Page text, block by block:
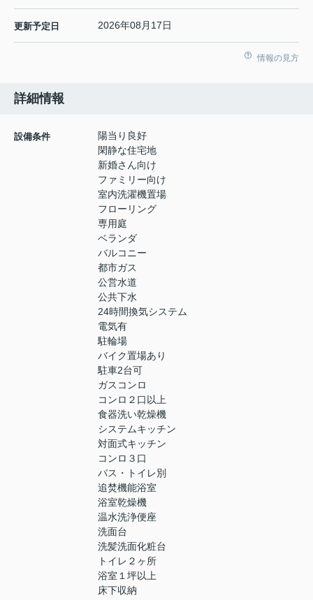
更新予定日 2026年08月17日
情報の見方
詳細情報
設備条件
陽当り良好
閑静な住宅地
新婚さん向け
ファミリー向け
室内洗濯機置場
フローリング
専用庭
ベランダ
バルコニー
都市ガス
公営水道
公共下水
24時間換気システム
電気有
駐輪場
バイク置場あり
駐車2台可
ガスコンロ
コンロ２口以上
食器洗い乾燥機
システムキッチン
対面式キッチン
コンロ３口
バス・トイレ別
追焚機能浴室
浴室乾燥機
温水洗浄便座
洗面台
洗髪洗面化粧台
トイレ２ヶ所
浴室１坪以上
床下収納